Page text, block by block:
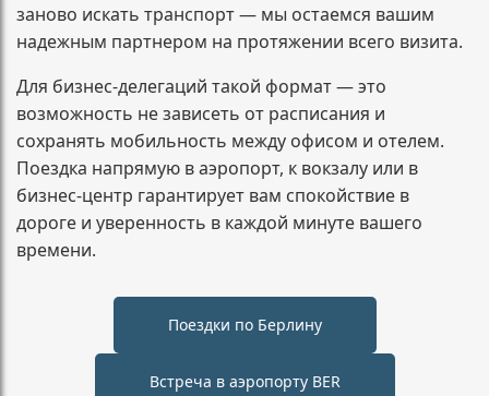
заново искать транспорт — мы остаемся вашим
надежным партнером на протяжении всего визита.
Для бизнес-делегаций такой формат — это
возможность не зависеть от расписания и
сохранять мобильность между офисом и отелем.
Поездка напрямую в аэропорт, к вокзалу или в
бизнес-центр гарантирует вам спокойствие в
дороге и уверенность в каждой минуте вашего
времени.
Поездки по Берлину
Встреча в аэропорту BER